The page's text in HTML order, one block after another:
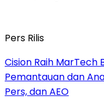
Pers Rilis
Cision Raih
Pemantauan dan
Pers, dan AEO